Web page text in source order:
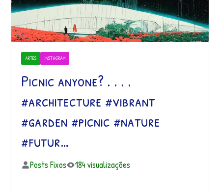
ARTES INSTAGRAM
Picnic anyone? . . . .
#architecture #vibrant
#garden #picnic #nature
#futur…
Posts Fixos 184 visualizações